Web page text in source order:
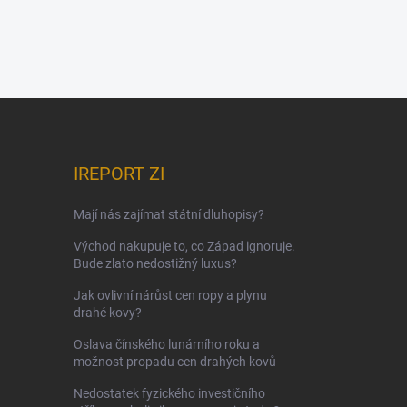
IREPORT ZI
Mají nás zajímat státní dluhopisy?
Východ nakupuje to, co Západ ignoruje.
Bude zlato nedostižný luxus?
Jak ovlivní nárůst cen ropy a plynu
drahé kovy?
Oslava čínského lunárního roku a
možnost propadu cen drahých kovů
Nedostatek fyzického investičního